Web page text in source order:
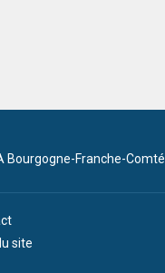
Bourgogne-Franche-Comté
site